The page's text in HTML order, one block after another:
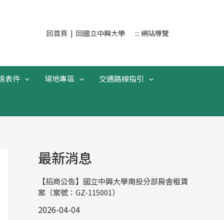
回首頁 | 回國立中興大學 ::: 網站導覽
表件 場地專區 交通路線指引
最新消息
【招商公告】國立中興大學南投分部房舍租賃
案（案號：GZ-115001）
2026-04-04